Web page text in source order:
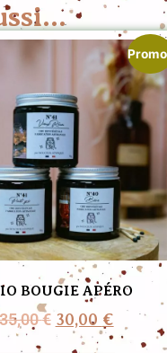
BOUGIE APÉRO
€ 30,00 €